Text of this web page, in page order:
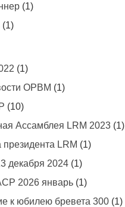
(1)
(1)
(1)
ОРВМ (1)
(10)
Ассамблея LRM 2023(1)
президента LRM (1)
декабря 2024(1)
2026 январь(1)
к юбилею бревета 300(1)